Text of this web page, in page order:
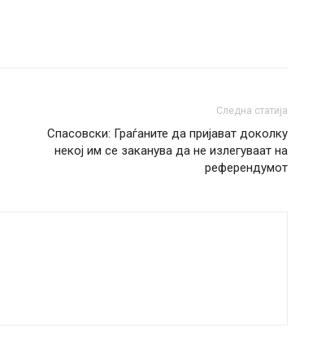
Следна статија
Спасовски: Граѓаните да пријават доколку
некој им се заканува да не излегуваат на
референдумот